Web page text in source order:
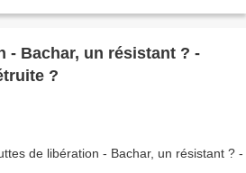
- Bachar, un résistant ? -
?